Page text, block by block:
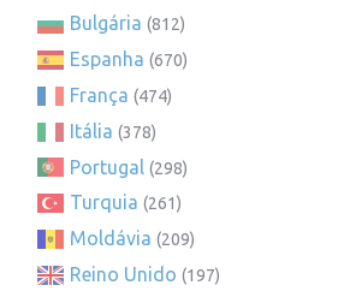
Bulgária (812)
Espanha (670)
França (474)
Itália (378)
Portugal (298)
Turquia (261)
Moldávia (209)
Reino Unido (197)